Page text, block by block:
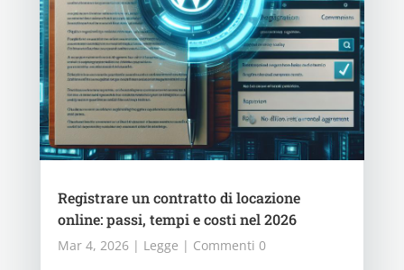
Registrare un contratto di locazione
online: passi, tempi e costi nel 2026
Mar 4, 2026| Legge | Commenti 0